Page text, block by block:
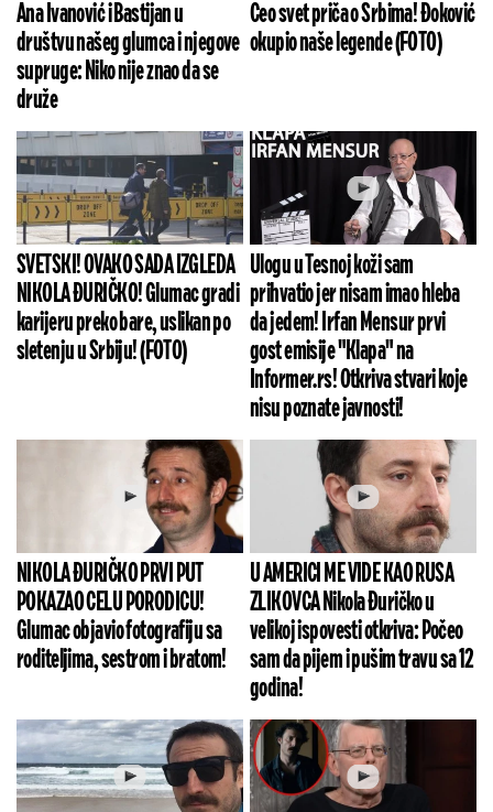
Ana Ivanović i Bastijan u
društvu našeg glumca i njegove
supruge: Niko nije znao da se
druže
Ceo svet priča o Srbima! Đoković
okupio naše legende (FOTO)
SVETSKI! OVAKO SADA IZGLEDA
NIKOLA ĐURIČKO! Glumac gradi
karijeru preko bare, uslikan po
sletenju u Srbiju! (FOTO)
Ulogu u Tesnoj koži sam
prihvatio jer nisam imao hleba
da jedem! Irfan Mensur prvi
gost emisije "Klapa" na
Informer.rs! Otkriva stvari koje
nisu poznate javnosti!
NIKOLA ĐURIČKO PRVI PUT
POKAZAO CELU PORODICU!
Glumac objavio fotografiju sa
roditeljima, sestrom i bratom!
U AMERICI ME VIDE KAO RUSA
ZLIKOVCA Nikola Đuričko u
velikoj ispovesti otkriva: Počeo
sam da pijem i pušim travu sa 12
godina!